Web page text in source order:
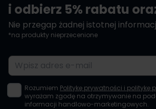
i odbierz 5% rabatu
Nie przegap żadnej istotnej
*na produkty nieprzecenione
Adres e-mail
Rozumiem Politykę prywatności i politykę
wyrażam zgodę na otrzymywanie na
informacji handlowo-marketingowych.